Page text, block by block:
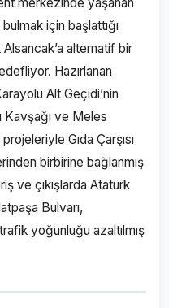
için başlattığı
alternatif bir
Hazırlanan
Alt Geçidi’nin
Kavşağı ve Meles
Gıda Çarşısı
birbirine bağlanmış
ve çıkışlarda Atatürk
Bulvarı,
yoğunluğu azaltılmış